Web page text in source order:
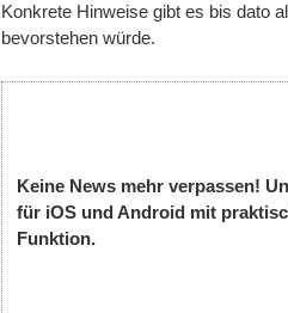
Konkrete Hinweise gibt es bis dato
bevorstehen würde.
Keine News mehr verpassen!
für iOS und Android mit
Funktion.